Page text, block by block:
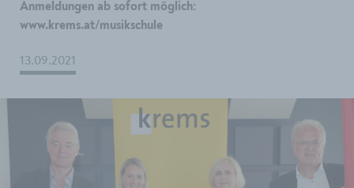
Anmeldungen ab sofort möglich:
www.krems.at/musikschule
13.09.2021